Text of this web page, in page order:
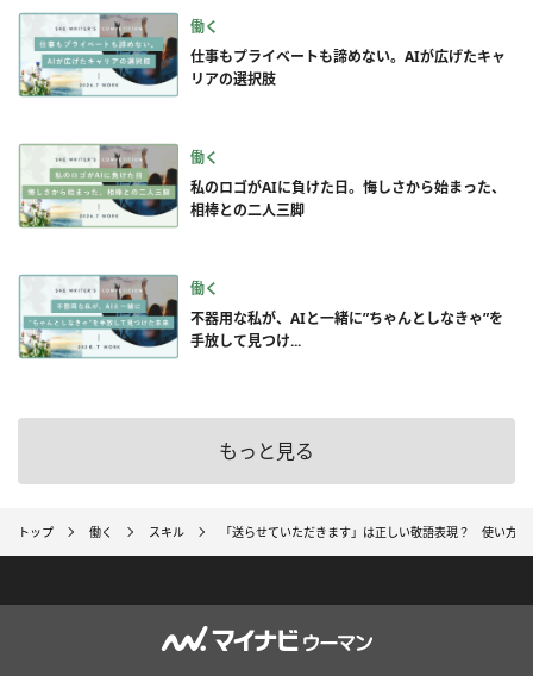
働く
仕事もプライベートも諦めない。AIが広げたキャ
リアの選択肢
働く
私のロゴがAIに負けた日。悔しさから始まった、
相棒との二人三脚
働く
不器用な私が、AIと一緒に”ちゃんとしなきゃ”を
手放して見つけ...
もっと見る
トップ 働く スキル 「送らせていただきます」は正しい敬語表現？ 使い方